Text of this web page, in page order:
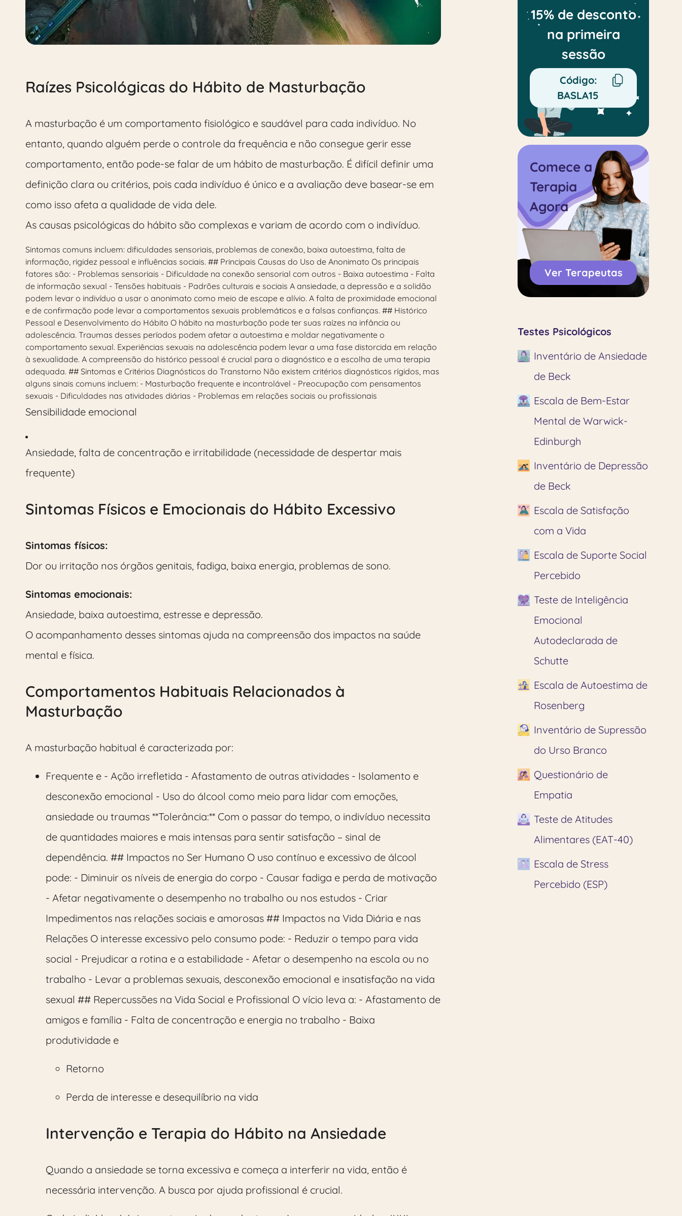
Raízes Psicológicas do Hábito de Masturbação
A masturbação é um comportamento fisiológico e saudável para cada indivíduo. No
entanto, quando alguém perde o controle da frequência e não consegue gerir esse
comportamento, então pode-se falar de um hábito de masturbação. É difícil definir uma
definição clara ou critérios, pois cada indivíduo é único e a avaliação deve basear-se em
como isso afeta a qualidade de vida dele.
As causas psicológicas do hábito são complexas e variam de acordo com o indivíduo.
Sintomas comuns incluem: dificuldades sensoriais, problemas de conexão, baixa autoestima, falta de
informação, rigidez pessoal e influências sociais. ## Principais Causas do Uso de Anonimato Os principais
fatores são: - Problemas sensoriais - Dificuldade na conexão sensorial com outros - Baixa autoestima - Falta
de informação sexual - Tensões habituais - Padrões culturais e sociais A ansiedade, a depressão e a solidão
podem levar o indivíduo a usar o anonimato como meio de escape e alívio. A falta de proximidade emocional
e de confirmação pode levar a comportamentos sexuais problemáticos e a falsas confianças. ## Histórico
Pessoal e Desenvolvimento do Hábito O hábito na masturbação pode ter suas raízes na infância ou
adolescência. Traumas desses períodos podem afetar a autoestima e moldar negativamente o
comportamento sexual. Experiências sexuais na adolescência podem levar a uma fase distorcida em relação
à sexualidade. A compreensão do histórico pessoal é crucial para o diagnóstico e a escolha de uma terapia
adequada. ## Sintomas e Critérios Diagnósticos do Transtorno Não existem critérios diagnósticos rígidos, mas
alguns sinais comuns incluem: - Masturbação frequente e incontrolável - Preocupação com pensamentos
sexuais - Dificuldades nas atividades diárias - Problemas em relações sociais ou profissionais
Sensibilidade emocional
Ansiedade, falta de concentração e irritabilidade (necessidade de despertar mais
frequente)
Sintomas Físicos e Emocionais do Hábito Excessivo
Sintomas físicos:
Dor ou irritação nos órgãos genitais, fadiga, baixa energia, problemas de sono.
Sintomas emocionais:
Ansiedade, baixa autoestima, estresse e depressão.
O acompanhamento desses sintomas ajuda na compreensão dos impactos na saúde
mental e física.
Comportamentos Habituais Relacionados à
Masturbação
A masturbação habitual é caracterizada por:
Frequente e - Ação irrefletida - Afastamento de outras atividades - Isolamento e
desconexão emocional - Uso do álcool como meio para lidar com emoções,
ansiedade ou traumas **Tolerância:** Com o passar do tempo, o indivíduo necessita
de quantidades maiores e mais intensas para sentir satisfação – sinal de
dependência. ## Impactos no Ser Humano O uso contínuo e excessivo de álcool
pode: - Diminuir os níveis de energia do corpo - Causar fadiga e perda de motivação
- Afetar negativamente o desempenho no trabalho ou nos estudos - Criar
Impedimentos nas relações sociais e amorosas ## Impactos na Vida Diária e nas
Relações O interesse excessivo pelo consumo pode: - Reduzir o tempo para vida
social - Prejudicar a rotina e a estabilidade - Afetar o desempenho na escola ou no
trabalho - Levar a problemas sexuais, desconexão emocional e insatisfação na vida
sexual ## Repercussões na Vida Social e Profissional O vício leva a: - Afastamento de
amigos e família - Falta de concentração e energia no trabalho - Baixa
produtividade e
Retorno
Perda de interesse e desequilíbrio na vida
Intervenção e Terapia do Hábito na Ansiedade
Quando a ansiedade se torna excessiva e começa a interferir na vida, então é
necessária intervenção. A busca por ajuda profissional é crucial.
15% de desconto
na primeira
sessão
Código:
BASLA15
Comece a
Terapia
Agora
Ver Terapeutas
Testes Psicológicos
Inventário de Ansiedade
de Beck
Escala de Bem-Estar
Mental de Warwick-
Edinburgh
Inventário de Depressão
de Beck
Escala de Satisfação
com a Vida
Escala de Suporte Social
Percebido
Teste de Inteligência
Emocional
Autodeclarada de
Schutte
Escala de Autoestima de
Rosenberg
Inventário de Supressão
do Urso Branco
Questionário de
Empatia
Teste de Atitudes
Alimentares (EAT-40)
Escala de Stress
Percebido (ESP)